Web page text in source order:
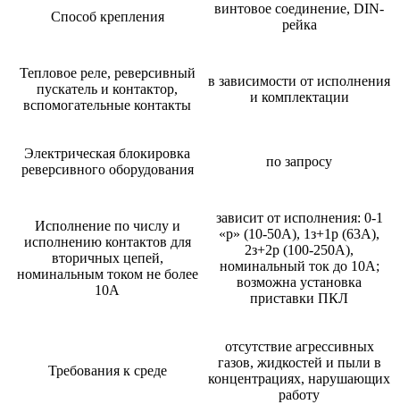
Способ крепления
винтовое соединение, DIN-
рейка
Тепловое реле, реверсивный
пускатель и контактор,
вспомогательные контакты
в зависимости от исполнения
и комплектации
Электрическая блокировка
реверсивного оборудования
по запросу
Исполнение по числу и
исполнению контактов для
вторичных цепей,
номинальным током не более
10А
зависит от исполнения: 0-1
«р» (10-50А), 1з+1р (63А),
2з+2р (100-250А),
номинальный ток до 10А;
возможна установка
приставки ПКЛ
Требования к среде
отсутствие агрессивных
газов, жидкостей и пыли в
концентрациях, нарушающих
работу